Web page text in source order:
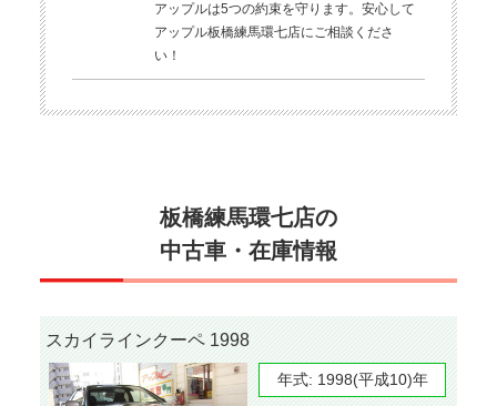
アップルは5つの約束を守ります。安心して
アップル板橋練馬環七店にご相談くださ
い！
板橋練馬環七店の
中古車・在庫情報
スカイラインクーペ 1998
年式: 1998(平成10)年